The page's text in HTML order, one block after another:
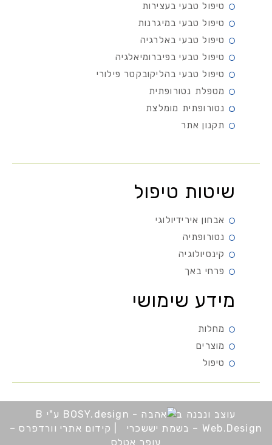
טיפול טבעי בעצירות
טיפול טבעי במיגרנות
טיפול טבעי באלרגיה
טיפול טבעי בפיברומיאלגיה
טיפול טבעי בהליקובקטר פילורי
מטפלת נטורופתית
נטורופתית מומלצת
תקנון אתר
שיטות טיפול
אבחון אירידיולוגי
נטורופתיה
קינסיולוגיה
פרחי באך
מידע שימושי
מחלות
מוצרים
טיפול
עוצב ונבנה ב
ע"י B
Web.Design – בשמת יששכרי
קידום אתרי וורדפרס –
עופר אטלס